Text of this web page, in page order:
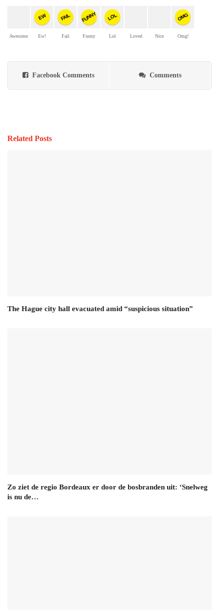
Awesome
EW
Ew!
FAIL
Fail
FUNNY
Funny
LOL
Lol Loved Nice
OMG
Omg!
Facebook Comments Comments
Related Posts
The Hague city hall evacuated amid “suspicious situation”
Zo ziet de regio Bordeaux er door de bosbranden uit: ‘Snelweg
is nu de…